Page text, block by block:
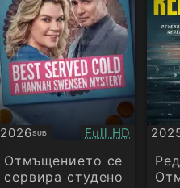
2026SUB
Субтитри Качество:
Full HD
Отмъщението се
сервира студено